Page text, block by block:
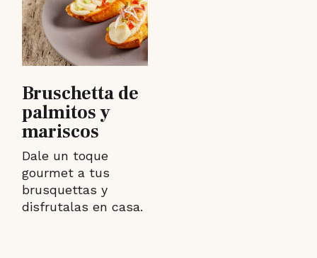
Bruschetta de
palmitos y
mariscos
Dale un toque
gourmet a tus
brusquettas y
disfrutalas en casa.